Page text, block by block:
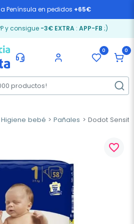
a Península en pedidos +65€
y consigue -3€ EXTRA: APP-FB ;)
0 0
Higiene bebé Pañales Dodot
favorite_border